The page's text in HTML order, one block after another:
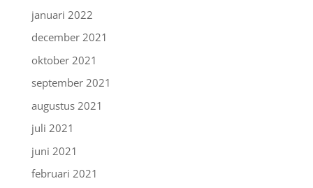
januari 2022
december 2021
oktober 2021
september 2021
augustus 2021
juli 2021
juni 2021
februari 2021